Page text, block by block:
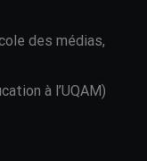
des médias,
à l’UQAM)